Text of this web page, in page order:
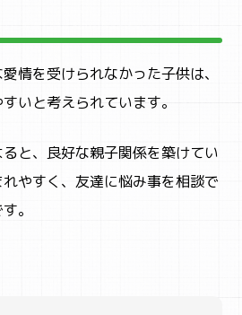
情を受けられなかった子供は、
いと考えられています。
と、良好な親子関係を築けてい
やすく、友達に悩み事を相談で
。